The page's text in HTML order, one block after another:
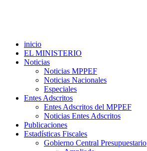
inicio
EL MINISTERIO
Noticias
Noticias MPPEF
Noticias Nacionales
Especiales
Entes Adscritos
Entes Adscritos del MPPEF
Noticias Entes Adscritos
Publicaciones
Estadísticas Fiscales
Gobierno Central Presupuestario